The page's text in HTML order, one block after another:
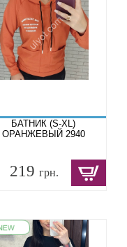
БАТНИК (S-XL)
ОРАНЖЕВЫЙ 2940
219грн.